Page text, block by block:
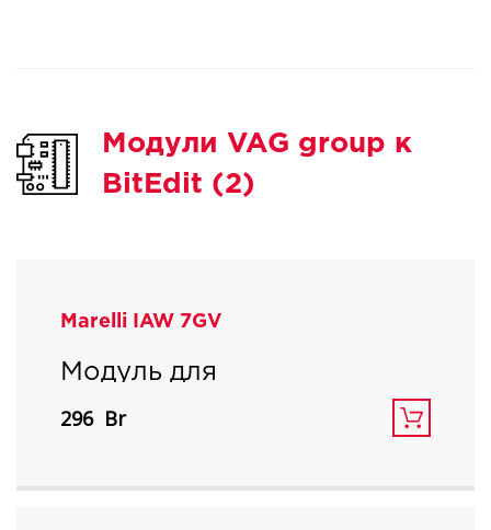
Модули VAG group к
BitEdit (2)
Marelli IAW 7GV
Модуль для
редактирования файлов
ЭБУ Magneti Marelli
автомобилях концерна
296